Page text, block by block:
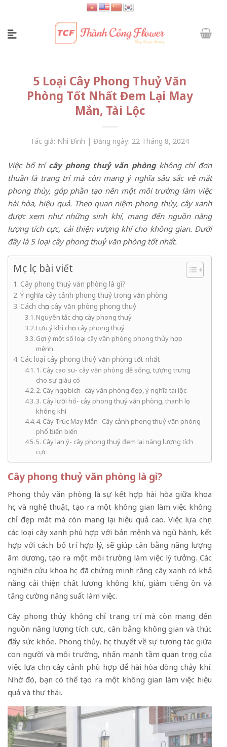
content
5 Loại Cây Phong Thuỷ Văn
Phòng Tốt Nhất Đem Lại May
Mắn, Tài Lộc
Tác giả: Nhi Đình | Đăng ngày: 22 Tháng 8, 2024
Việc bố trí cây phong thuỷ văn phòng không chỉ đơn
thuần là trang trí mà còn mang ý nghĩa sâu sắc về mặt
phong thủy, góp phần tạo nên một môi trường làm việc
hài hòa, hiệu quả. Theo quan niệm phong thủy, cây xanh
được xem như những sinh khí, mang đến nguồn năng
lượng tích cực, cải thiện vượng khí cho không gian. Dưới
đây là 5 loại cây phong thuỷ văn phòng tốt nhất.
Mục lục bài viết
Cây phong thuỷ văn phòng là gì?
Ý nghĩa cây cảnh phong thuỷ trong văn phòng
Cách chọn cây văn phòng phong thuỷ
Nguyên tắc chọn cây phong thuỷ
Lưu ý khi chọn cây phong thuỷ
Gợi ý một số loại cây văn phòng phong thủy hợp
mệnh
Các loại cây phong thuỷ văn phòng tốt nhất
1. Cây cao su- cây văn phòng dễ sống, tượng trưng
cho sự giàu có
2. Cây ngọc bích- cây văn phòng đẹp, ý nghĩa tài lộc
3. Cây lưỡi hổ- cây phong thuỷ văn phòng, thanh lọc
không khí
4. Cây Trúc May Mắn- Cây cảnh phong thuỷ văn phòng
phổ biến biến
5. Cây lan ý- cây phong thuỷ đem lại năng lượng tích
cực
Cây phong thuỷ văn phòng là gì?
Phong thủyvăn phòng là sự kết hợp hài hòa giữa khoa
học và nghệ thuật, tạo ra một không gian làm việc không
chỉ đẹp mắt mà còn mang lại hiệu quả cao. Việc lựa chọn
các loại cây xanh phù hợp với bản mệnh và ngũ hành, kết
hợp với cách bố trí hợp lý, sẽ giúp cân bằng năng lượng
âm dương, tạo ra một môi trường làm việc lý tưởng. Các
nghiên cứu khoa học đã chứng minh rằng cây xanh có khả
năng cải thiện chất lượng không khí, giảm tiếng ồn và
tăng cường năng suất làm việc.
Cây phong thủy không chỉ trang trí mà còn mang đến
nguồn năng lượng tích cực, cân bằng không gian và thúc
đẩy sức khỏe. Phong thủy, học thuyết về sự tương tác giữa
con người và môi trường, nhấn mạnh tầm quan trọng của
việc lựa chọn cây cảnh phù hợp để hài hòa dòng chảy khí.
Nhờ đó, bạn có thể tạo ra một không gian làm việc hiệu
quả và thư thái.